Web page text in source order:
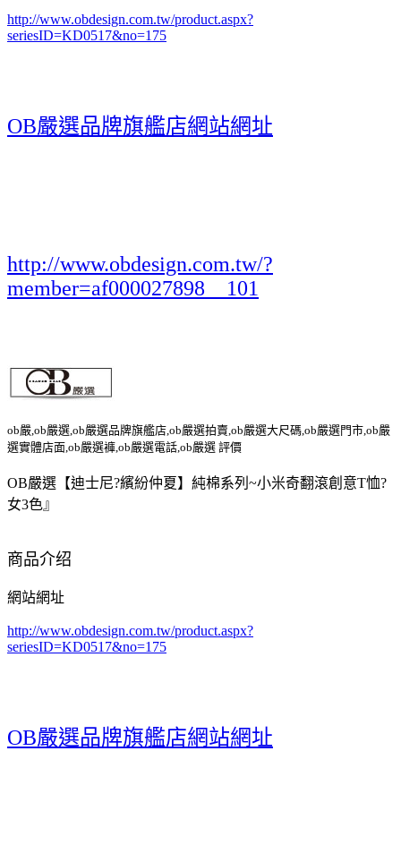
http://www.obdesign.com.tw/product.aspx?
seriesID=KD0517&no=175
OB嚴選品牌旗艦店網站網址
http://www.obdesign.com.tw/?
member=af000027898__101
ob嚴,ob嚴選,ob嚴選品牌旗艦店,ob嚴選拍賣,ob嚴選大尺碼,ob嚴選門市,ob嚴
選實體店面,ob嚴選褲,ob嚴選電話,ob嚴選 評價
OB嚴選【迪士尼?繽紛仲夏】純棉系列~小米奇翻滾創意T恤?
女3色』
商品介绍
網站網址
http://www.obdesign.com.tw/product.aspx?
seriesID=KD0517&no=175
OB嚴選品牌旗艦店網站網址